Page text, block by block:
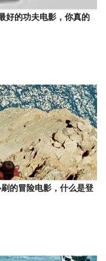
好的功夫电影，你真的
的冒险电影，什么是登